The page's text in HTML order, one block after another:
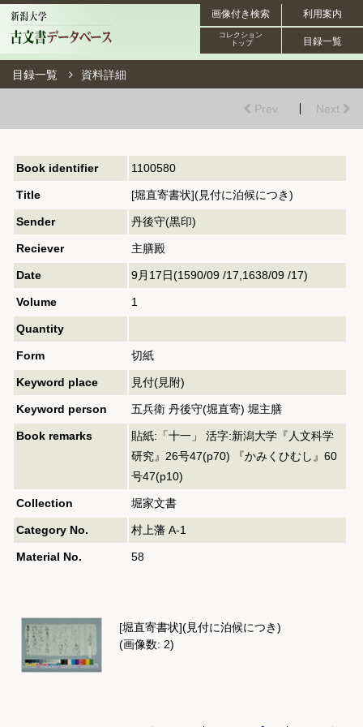
利用案内
画像付き検索
目録一覧
コレクション
トップ
目録一覧 資料詳細
Prev. Next
Book identifier 1100580
Title [堀直寄書状](見付に泊候につき)
Sender 丹後守(黒印)
Reciever 主膳殿
Date 9月17日(1590/09 /17,1638/09 /17)
Volume 1
Quantity
Form 切紙
Keyword place 見付(見附)
Keyword person 五兵衛 丹後守(堀直寄) 堀主膳
Book remarks
貼紙:「十一」 活字:新潟大学『人文科学
研究』26号47(p70) 『かみくひむし』60
号47(p10)
Collection 堀家文書
Category No. 村上藩 A-1
Material No. 58
[堀直寄書状](見付に泊候につき)
(画像数: 2)